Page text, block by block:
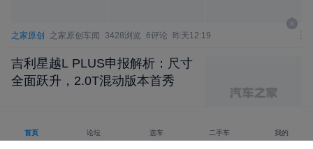
之家原创 之家原创车闻 3428浏览 6评论 昨天12:19
吉利星越L PLUS申报解析：尺寸
全面跃升，2.0T混动版本首秀
首页 论坛 选车 二手车 我的